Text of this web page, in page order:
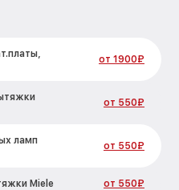
от 1900₽
от 550₽
ламп
от 550₽
Miele от 550₽